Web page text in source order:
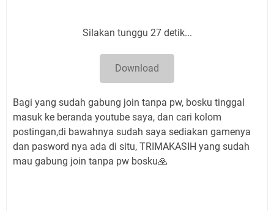
Silakan tunggu 26 detik...
Download
Bagi yang sudah gabung join tanpa pw, bosku tinggal
masuk ke beranda youtube saya, dan cari kolom
postingan,di bawahnya sudah saya sediakan gamenya
dan pasword nya ada di situ, TRIMAKASIH yang sudah
mau gabung join tanpa pw bosku🙏